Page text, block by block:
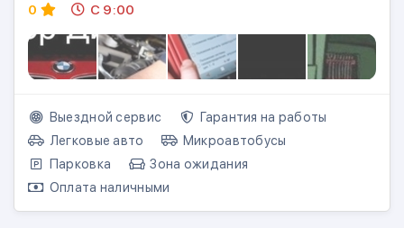
0
С 9:00
Выездной сервис
Гарантия на работы
Легковые авто
Микроавтобусы
Парковка
Зона ожидания
Оплата наличными